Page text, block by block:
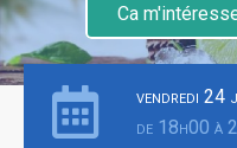
Ca
vendredi 24
de 18h00 à